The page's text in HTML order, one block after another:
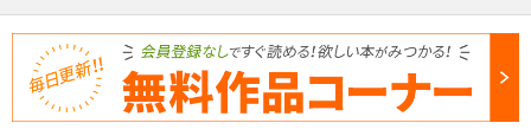
融点～とけあい～【タテヨミ】第38話
82円 (税込)
カート